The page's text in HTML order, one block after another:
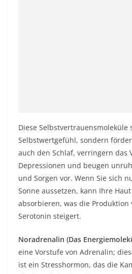
Diese
Selbstwertgefühl, sondern
auch den Schlaf, verringern das
Depressionen und beugen
und Sorgen vor. Wenn Sie sich
Sonne aussetzen, kann Ihre
absorbieren, was die Produktion
Serotonin steigert.
Noradrenalin (Das
eine Vorstufe von Adrenalin;
ist ein Stresshormon, das die